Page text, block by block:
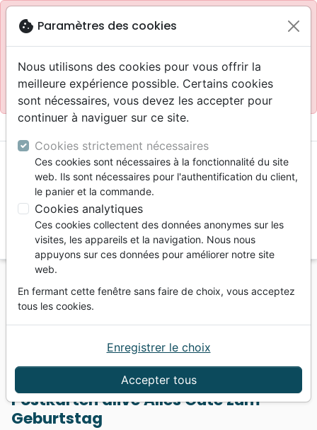
blockSite réservé aux professionnels
Accès pour les professionnels : Se connecter
Site pour le grand public : La Maison de la Bible
menu
Vous ne pouvez pas créer de nouvelle commande
depuis votre pays (United States).
Cartes
Postkarten alive Alles Gute zum Geburtstag
Postkarten alive Alles Gute zum
Geburtstag
cookie Paramètres des cookies
Nous utilisons des cookies pour vous offrir la
meilleure expérience possible. Certains cookies
sont nécessaires, vous devez les accepter pour
continuer à naviguer sur ce site.
Cookies strictement nécessaires
Ces cookies sont nécessaires à la fonctionnalité du site
web. Ils sont nécessaires pour l'authentification du client,
le panier et la commande.
Cookies analytiques
Ces cookies collectent des données anonymes sur les
visites, les appareils et la navigation. Nous nous
appuyons sur ces données pour améliorer notre site
web.
En fermant cette fenêtre sans faire de choix, vous acceptez
tous les cookies.
Accepter tous
Enregistrer le choix